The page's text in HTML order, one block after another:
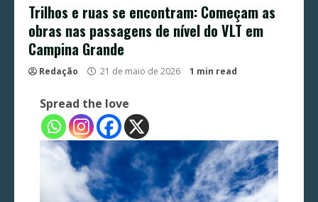
Trilhos e ruas se encontram: Começam as
obras nas passagens de nível do VLT em
Campina Grande
Redação 21 de maio de 2026 1 min read
Spread the love